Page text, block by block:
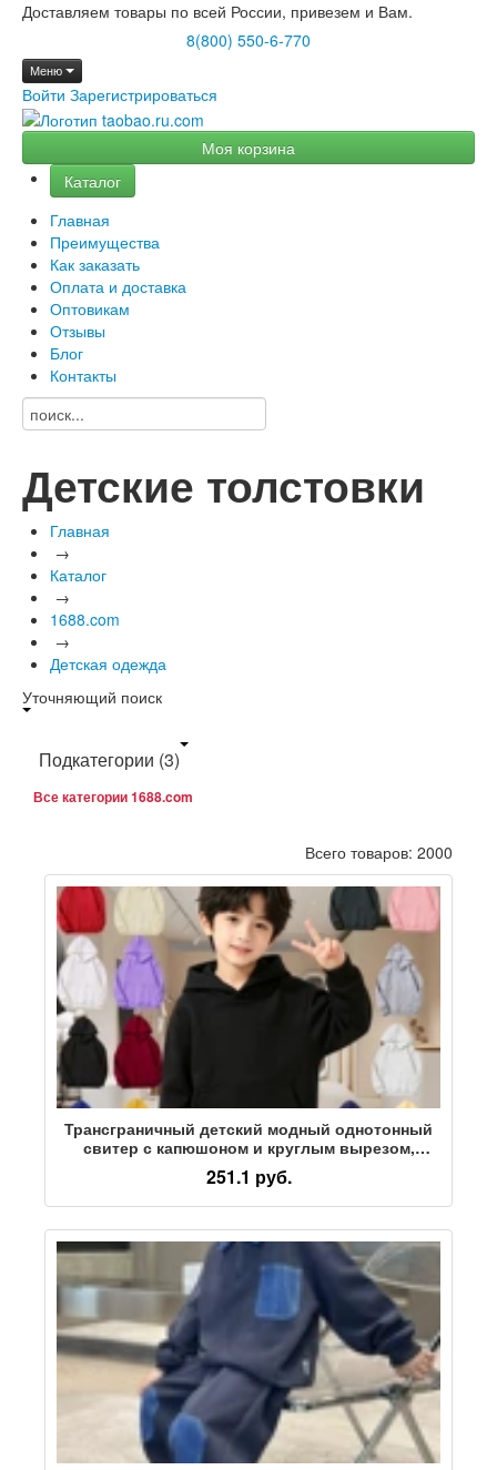
Доставляем товары по всей России, привезем и Вам.
8(800) 550-6-770
Меню
Войти Зарегистрироваться
Моя корзина
Каталог
Главная
Преимущества
Как заказать
Оплата и доставка
Оптовикам
Отзывы
Блог
Контакты
Детские толстовки
Главная
→
Каталог
→
1688.com
→
Детская одежда
Уточняющий поиск
Подкатегории (3)
Все категории 1688.com
Всего товаров: 2000
Трансграничный детский модный однотонный
свитер с капюшоном и круглым вырезом,
хлопковая блузка с гребнем, детская одежда с
логотипом на заказ, групповая одежда
251.1 руб.